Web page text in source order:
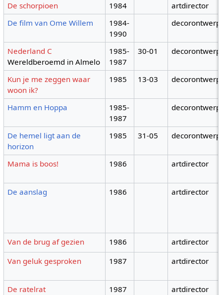
De schorpioen 1984
artdirector
De film van Ome Willem
1984-
1990
Nederland C
Wereldberoemd in Almelo
1985-
1987
30-01
Kun je me zeggen waar
woon ik?
1985 13-03
Hamm en Hoppa
1985-
1987
De hemel ligt aan de
horizon
1985 31-05
Mama is boos! 1986 artdirector
De aanslag 1986 artdirector
Van de brug af gezien 1986
artdirector
Van geluk gesproken
1987 artdirector
De ratelrat 1987 artdirector